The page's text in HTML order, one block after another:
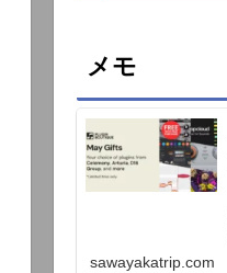
メモ
sawayakatrip.com